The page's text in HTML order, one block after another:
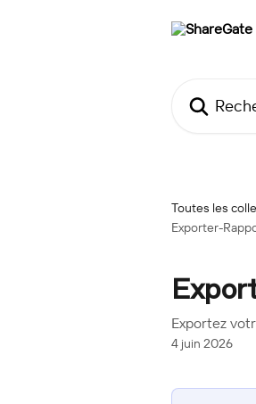
Toutes les
Exporter-
Exportez
4 juin 2026